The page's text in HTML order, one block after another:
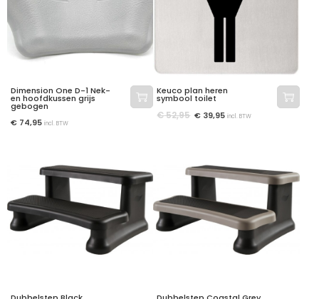
Dimension One D-1 Nek-
en hoofdkussen grijs
gebogen
€ 74,95 incl. BTW
Keuco plan heren
symbool toilet
€52,95 € 39,95 incl. BTW